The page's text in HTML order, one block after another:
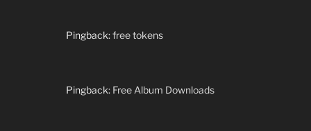
Pingback:free tokens
Pingback: Free Album Downloads